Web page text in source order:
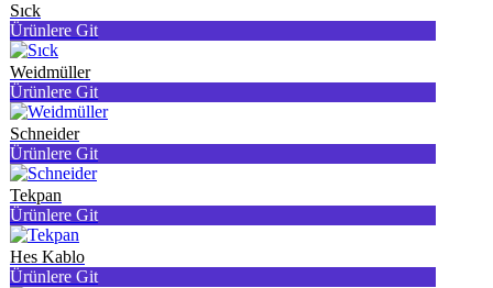
Sıck
Ürünlere Git
Weidmüller
Ürünlere Git
Schneider
Ürünlere Git
Tekpan
Ürünlere Git
Hes Kablo
Ürünlere Git